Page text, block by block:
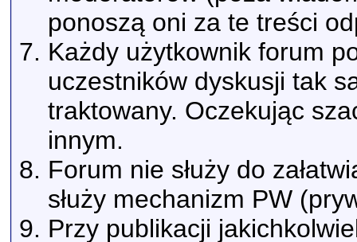
ponoszą oni za te treści
Każdy użytkownik forum
uczestników dyskusji tak
traktowany. Oczekując
innym.
Forum nie służy do
służy mechanizm PW
Przy publikacji